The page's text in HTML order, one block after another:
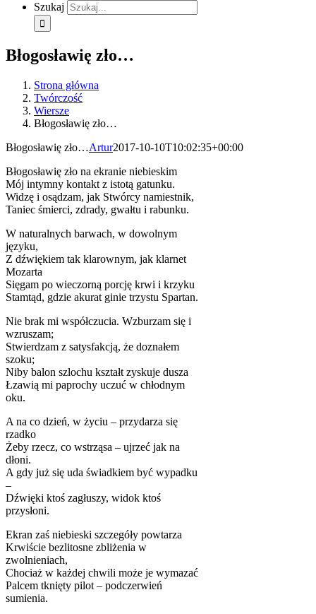
Szukaj
Błogosławię zło…
Strona główna
Twórczość
Wiersze
Błogosławię zło…
Błogosławię zło…Artur2017-10-10T10:02:35+00:00
Błogosławię zło na ekranie niebieskim
Mój intymny kontakt z istotą gatunku.
Widzę i osądzam, jak Stwórcy namiestnik,
Taniec śmierci, zdrady, gwałtu i rabunku.
W naturalnych barwach, w dowolnym
języku,
Z dźwiękiem tak klarownym, jak klarnet
Mozarta
Sięgam po wieczorną porcję krwi i krzyku
Stamtąd, gdzie akurat ginie trzystu Spartan.
Nie brak mi współczucia. Wzburzam się i
wzruszam;
Stwierdzam z satysfakcją, że doznałem
szoku;
Niby balon szlochu kształt zyskuje dusza
Łzawią mi paprochy uczuć w chłodnym
oku.
A na co dzień, w życiu – przydarza się
rzadko
Żeby rzecz, co wstrząsa – ujrzeć jak na
dłoni.
A gdy już się uda świadkiem być wypadku
–
Dźwięki ktoś zagłuszy, widok ktoś
przysłoni.
Ekran zaś niebieski szczegóły powtarza
Krwiście bezlitosne zbliżenia w
zwolnieniach,
Chociaż w każdej chwili może je wymazać
Palcem tknięty pilot – podczerwień
sumienia.